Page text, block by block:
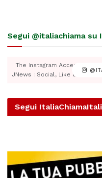
Segui @italiachiama su
The Instagram Access
JNews : Social, Like & View
Segui